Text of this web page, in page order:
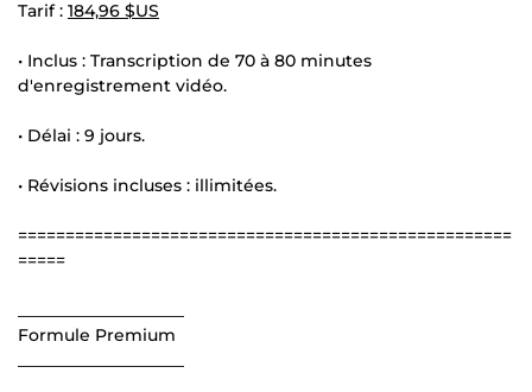
Tarif : 184,96 $US
• Inclus : Transcription de 70 à 80 minutes
d'enregistrement vidéo.
• Délai : 9 jours.
• Révisions incluses : illimitées.
====================================================
=====
Formule Premium